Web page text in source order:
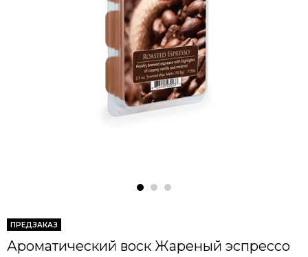
ПРЕДЗАКАЗ
Ароматический воск Жареный эспрессо